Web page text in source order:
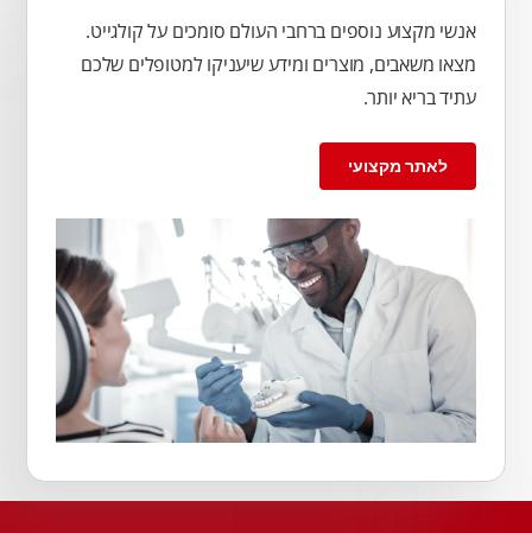
אנשי מקצוע נוספים ברחבי העולם סומכים על קולגייט.
מצאו משאבים, מוצרים ומידע שיעניקו למטופלים שלכם
עתיד בריא יותר.
לאתר מקצועי